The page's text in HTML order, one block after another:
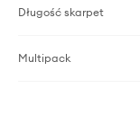
Długość skarpet
Multipack